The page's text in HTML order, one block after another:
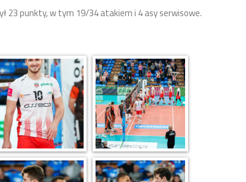
23 punkty, w tym 19/34 atakiem i 4 asy serwisowe.